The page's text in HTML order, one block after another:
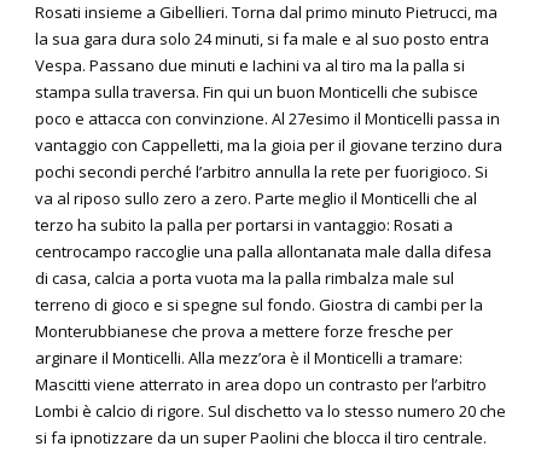
Rosati insieme a Gibellieri. Torna dal primo minuto Pietrucci, ma
la sua gara dura solo 24 minuti, si fa male e al suo posto entra
Vespa. Passano due minuti e Iachini va al tiro ma la palla si
stampa sulla traversa. Fin qui un buon Monticelli che subisce
poco e attacca con convinzione. Al 27esimo il Monticelli passa in
vantaggio con Cappelletti, ma la gioia per il giovane terzino dura
pochi secondi perché l’arbitro annulla la rete per fuorigioco. Si
va al riposo sullo zero a zero. Parte meglio il Monticelli che al
terzo ha subito la palla per portarsi in vantaggio: Rosati a
centrocampo raccoglie una palla allontanata male dalla difesa
di casa, calcia a porta vuota ma la palla rimbalza male sul
terreno di gioco e si spegne sul fondo. Giostra di cambi per la
Monterubbianese che prova a mettere forze fresche per
arginare il Monticelli. Alla mezz’ora è il Monticelli a tramare:
Mascitti viene atterrato in area dopo un contrasto per l’arbitro
Lombi è calcio di rigore. Sul dischetto va lo stesso numero 20 che
si fa ipnotizzare da un super Paolini che blocca il tiro centrale.